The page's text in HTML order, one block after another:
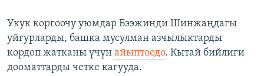
Укук коргоочу уюмдар Бээжинди Шинжаңдагы
уйгурларды, башка мусулман азчылыктарды
кордоп жатканы үчүн айыптоодо. Кытай бийлиги
дооматтарды четке кагууда.